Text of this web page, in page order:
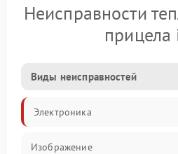
Неисправности
прицела
Виды неисправностей
Электроника
Изображение